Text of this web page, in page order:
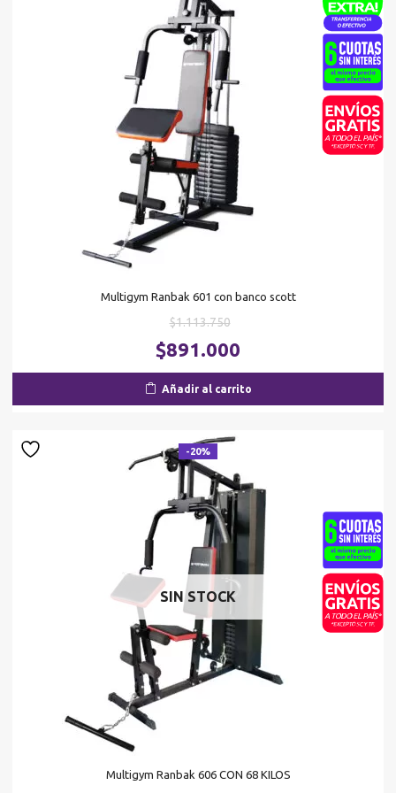
Multigym Ranbak 601 con banco scott
$1.113.750El
precio
original
era:
$891.000
Añadir al carrito
-20%
SIN STOCK
Multigym Ranbak 606 CON 68 KILOS